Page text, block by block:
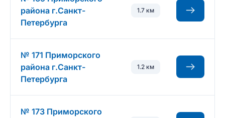
района г.Санкт-
Петербурга
1.7 км
№ 171 Приморского
района г.Санкт-
Петербурга
1.2 км
№ 173 Приморского